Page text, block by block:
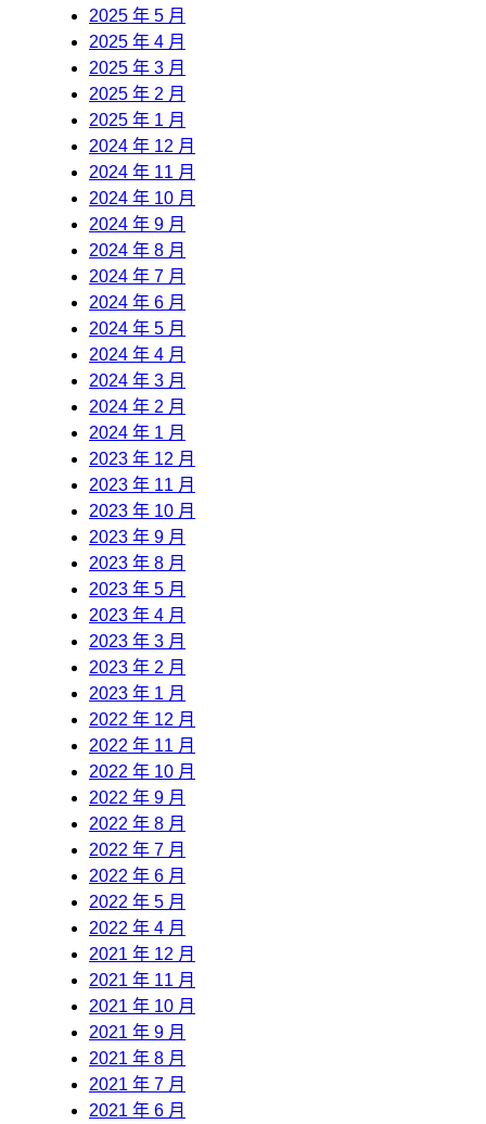
2025 年 5 月
2025 年 4 月
2025 年 3 月
2025 年 2 月
2025 年 1 月
2024 年 12 月
2024 年 11 月
2024 年 10 月
2024 年 9 月
2024 年 8 月
2024 年 7 月
2024 年 6 月
2024 年 5 月
2024 年 4 月
2024 年 3 月
2024 年 2 月
2024 年 1 月
2023 年 12 月
2023 年 11 月
2023 年 10 月
2023 年 9 月
2023 年 8 月
2023 年 5 月
2023 年 4 月
2023 年 3 月
2023 年 2 月
2023 年 1 月
2022 年 12 月
2022 年 11 月
2022 年 10 月
2022 年 9 月
2022 年 8 月
2022 年 7 月
2022 年 6 月
2022 年 5 月
2022 年 4 月
2021 年 12 月
2021 年 11 月
2021 年 10 月
2021 年 9 月
2021 年 8 月
2021 年 7 月
2021 年 6 月